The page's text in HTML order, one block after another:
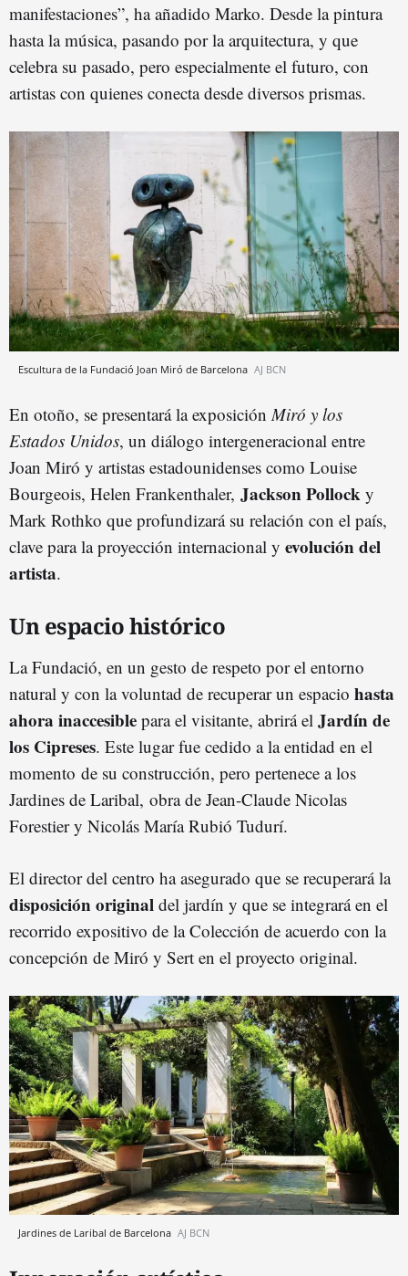
manifestaciones”, ha añadido Marko. Desde la pintura
hasta la música, pasando por la arquitectura, y que
celebra su pasado, pero especialmente el futuro, con
artistas con quienes conecta desde diversos prismas.
Escultura de la Fundació Joan Miró de Barcelona AJ BCN
En otoño, se presentará la exposición Miró y los
Estados Unidos, un diálogo intergeneracional entre
Joan Miró y artistas estadounidenses como Louise
Bourgeois, Helen Frankenthaler, Jackson Pollock y
Mark Rothko que profundizará su relación con el país,
clave para la proyección internacional y evolución del
artista.
Un espacio histórico
La Fundació, en un gesto de respeto por el entorno
natural y con la voluntad de recuperar un espacio hasta
ahora inaccesible para el visitante, abrirá el Jardín de
los Cipreses. Este lugar fue cedido a la entidad en el
momento de su construcción, pero pertenece a los
Jardines de Laribal, obra de Jean-Claude Nicolas
Forestier y Nicolás María Rubió Tudurí.
El director del centro ha asegurado que se recuperará la
disposición original del jardín y que se integrará en el
recorrido expositivo de la Colección de acuerdo con la
concepción de Miró y Sert en el proyecto original.
Jardines de Laribal de Barcelona AJ BCN